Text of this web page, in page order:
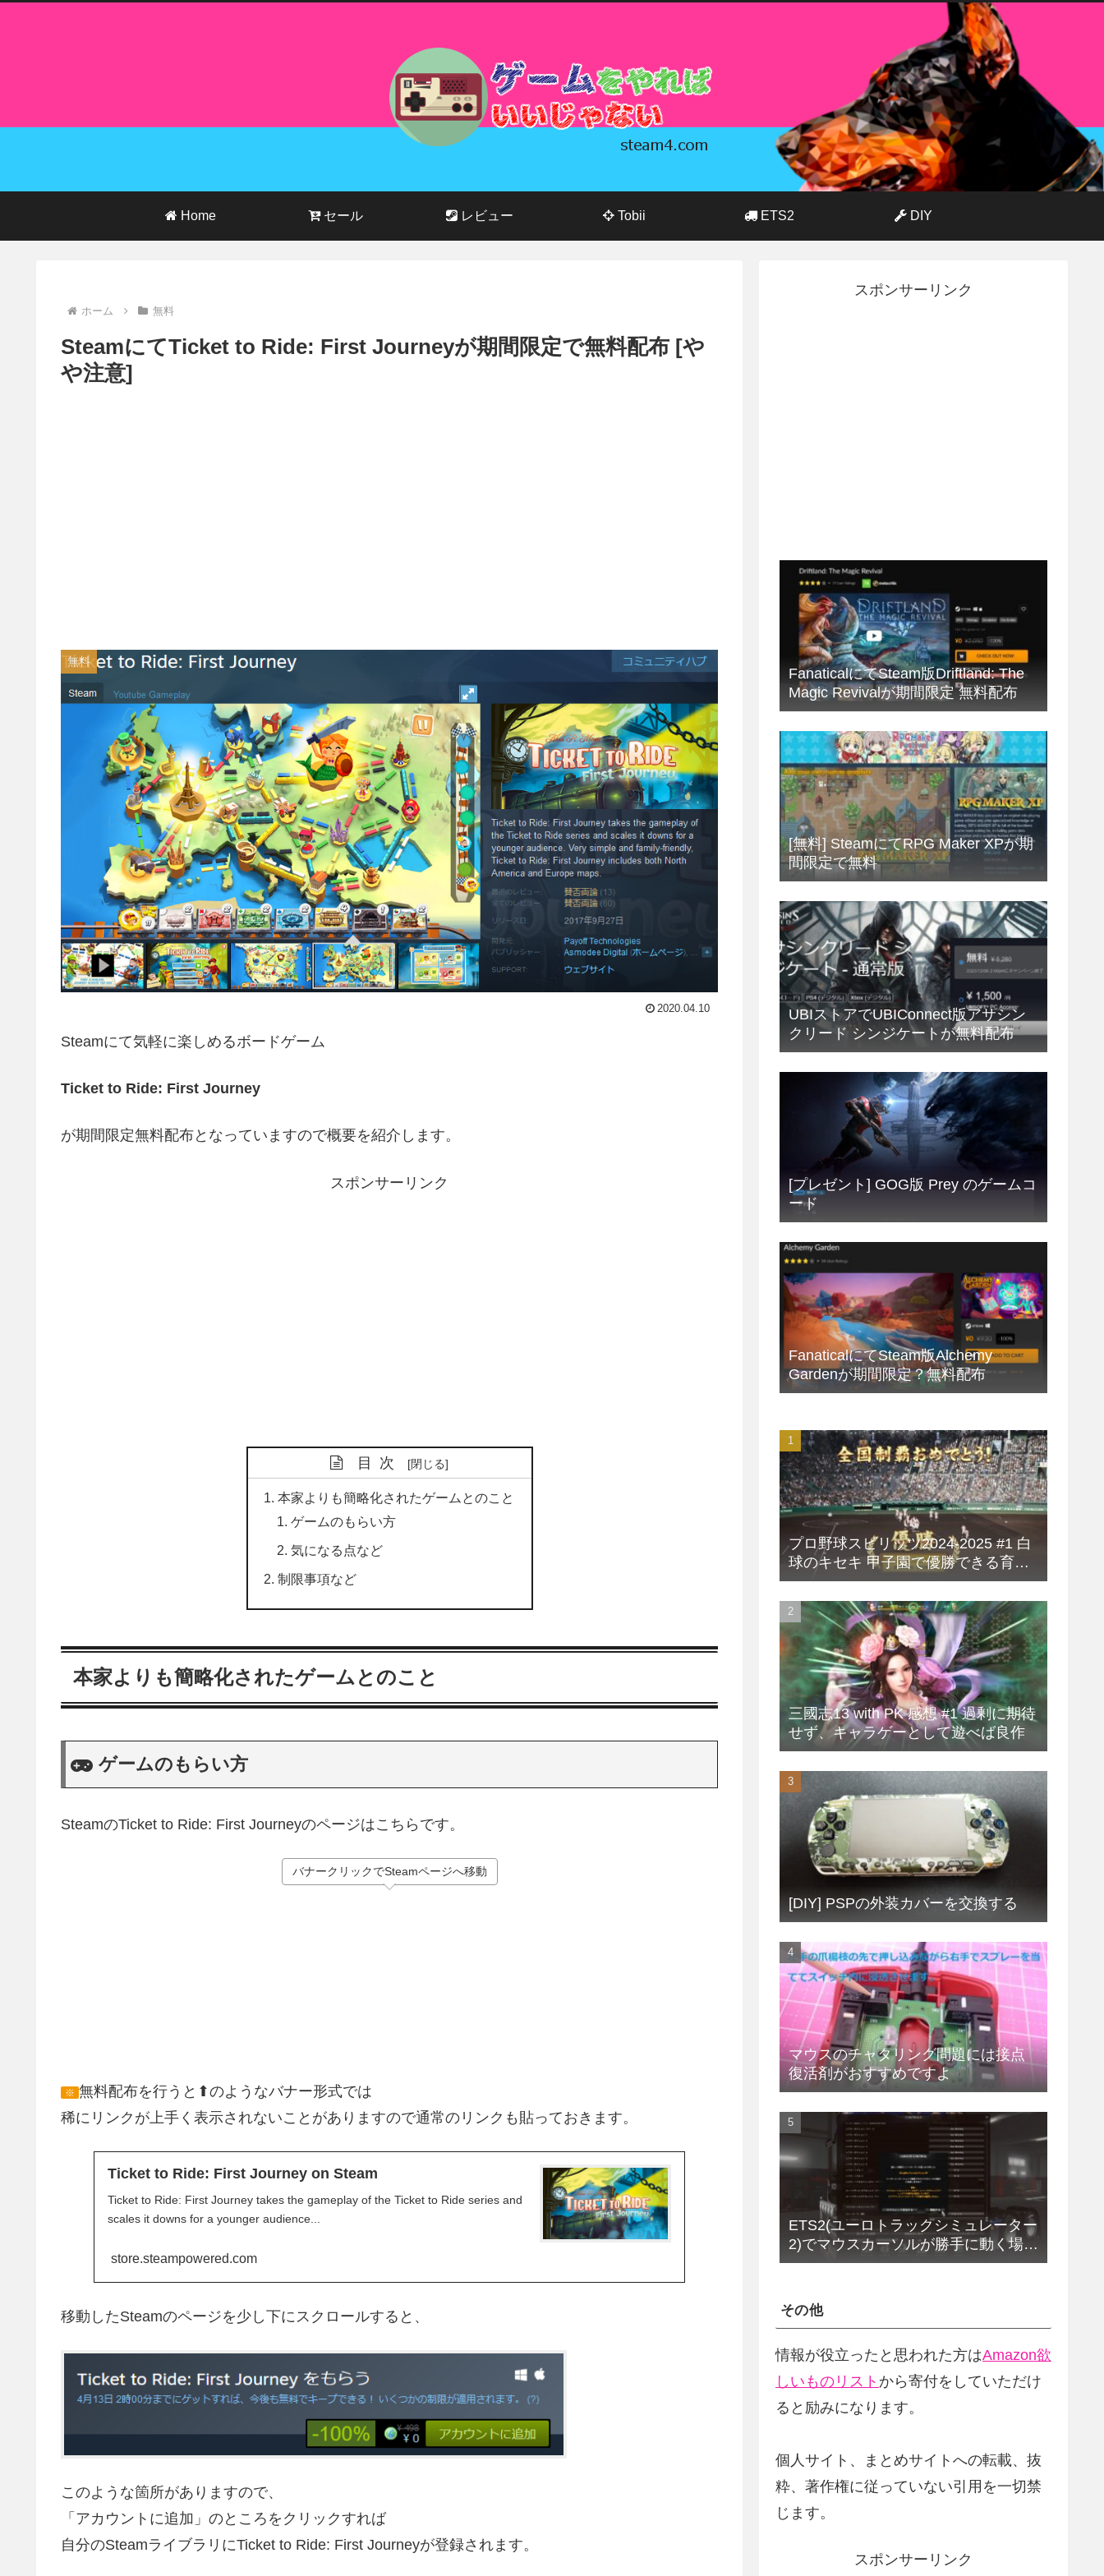
Home セール レビュー Tobii ETS2 DIY
ホーム 無料
SteamにてTicket to Ride: First Journeyが期間限定で無料配布 [や
や注意]
無料
2020.04.10
Steamにて気軽に楽しめるボードゲーム
Ticket to Ride: First Journey
が期間限定無料配布となっていますので概要を紹介します。
スポンサーリンク
目次
本家よりも簡略化されたゲームとのこと
ゲームのもらい方
気になる点など
制限事項など
本家よりも簡略化されたゲームとのこと
ゲームのもらい方
SteamのTicket to Ride: First Journeyのページはこちらです。
バナークリックでSteamページへ移動
※ 無料配布を行うと⬆のようなバナー形式では
稀にリンクが上手く表示されないことがありますので通常のリンクも貼っておきます。
Ticket to Ride: First Journey on Steam
Ticket to Ride: First Journey takes the gameplay of the Ticket to Ride series and
scales it downs for a younger audience...
store.steampowered.com
移動したSteamのページを少し下にスクロールすると、
このような箇所がありますので、
「アカウントに追加」のところをクリックすれば
自分のSteamライブラリにTicket to Ride: First Journeyが登録されます。
スポンサーリンク
FanaticalにてSteam版Driftland: The
Magic Revivalが期間限定 無料配布
[無料] SteamにてRPG Maker XPが期
間限定で無料
UBIストアでUBIConnect版アサシン
クリード シンジケートが無料配布
[プレゼント] GOG版 Prey のゲームコ
ード
FanaticalにてSteam版Alchemy
Gardenが期間限定？無料配布
プロ野球スピリッツ2024-2025 #1 白
球のキセキ 甲子園で優勝できる育成
方法
三國志13 with PK 感想 #1 過剰に期待
せず、キャラゲーとして遊べば良作
[DIY] PSPの外装カバーを交換する
マウスのチャタリング問題には接点
復活剤がおすすめですよ
ETS2(ユーロトラックシミュレーター
2)でマウスカーソルが勝手に動く場合
の解決法(改定版)
その他
情報が役立ったと思われた方はAmazon欲
しいものリスト から寄付をしていただけ
ると励みになります。
個人サイト、まとめサイトへの転載、抜
粋、著作権に従っていない引用を一切禁
じます。
スポンサーリンク